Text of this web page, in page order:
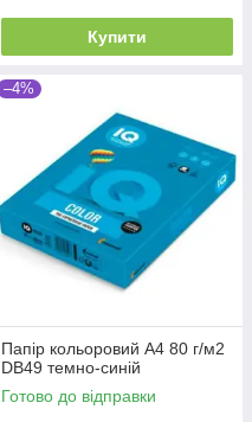
Купити
–4%
Папір кольоровий А4 80 г/м2
DB49 темно-синій
Готово до відправки